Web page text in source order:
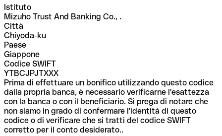
Istituto
Mizuho Trust And Banking Co., .
Città
Chiyoda-ku
Paese
Giappone
Codice SWIFT
YTBCJPJTXXX
Prima di effettuare un bonifico utilizzando questo codice
dalla propria banca, è necessario verificarne l'esattezza
con la banca o con il beneficiario. Si prega di notare che
non siamo in grado di confermare l'identità di questo
codice o di verificare che si tratti del codice SWIFT
corretto per il conto desiderato..